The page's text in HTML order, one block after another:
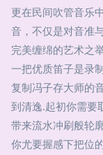
更在民间吹管音乐
音，不仅是对音准
完美缠绵的艺术之
一把优质笛子是录
复制冯子存大师的
到清逸.起初你需要
带来流水冲刷般轮
你尤要握感下把位